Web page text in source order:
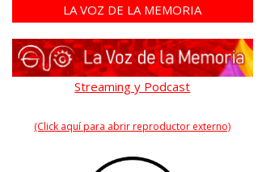
LA VOZ DE LA MEMORIA
Streaming y Podcast
(Click aquí para abrir reproductor externo)